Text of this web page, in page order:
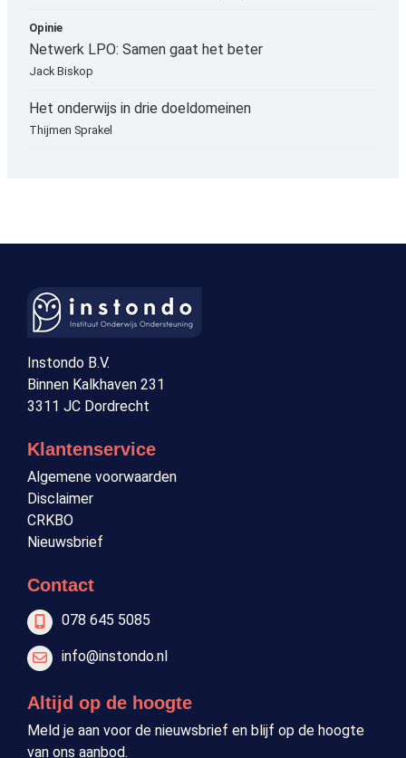
Opinie
Netwerk LPO: Samen gaat het beter
Jack Biskop
Het onderwijs in drie doeldomeinen
Thijmen Sprakel
Instondo B.V.
Binnen Kalkhaven 231
3311 JC Dordrecht
Klantenservice
Algemene voorwaarden
Disclaimer
CRKBO
Nieuwsbrief
Contact
078 645 5085
info@instondo.nl
Altijd op de hoogte
Meld je aan voor de nieuwsbrief en blijf op de hoogte
van ons aanbod.